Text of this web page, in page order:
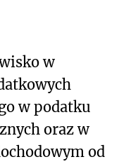
w
w podatku
oraz w
od